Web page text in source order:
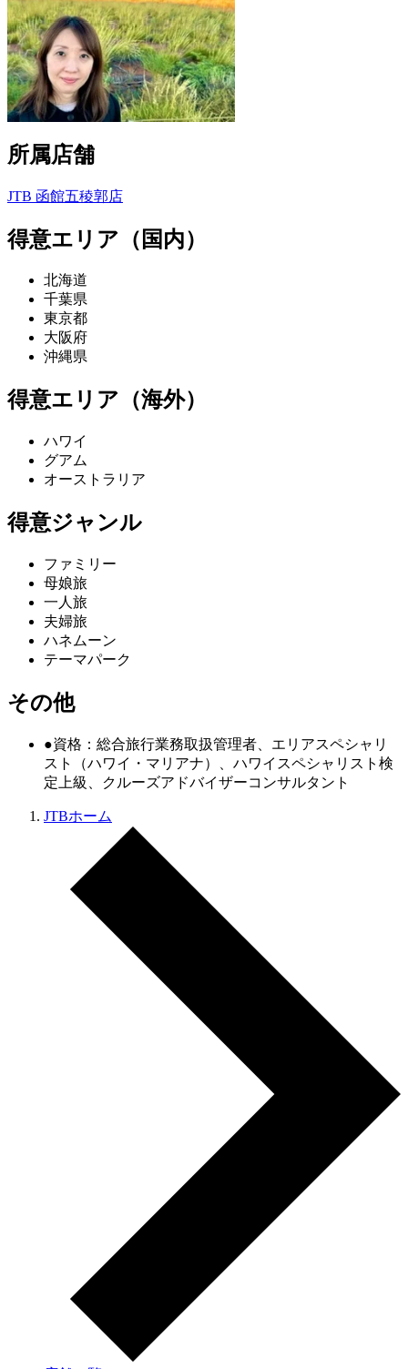
所属店舗
JTB 函館五稜郭店
得意エリア（国内）
北海道
千葉県
東京都
大阪府
沖縄県
得意エリア（海外）
ハワイ
グアム
オーストラリア
得意ジャンル
ファミリー
母娘旅
一人旅
夫婦旅
ハネムーン
テーマパーク
その他
●資格：総合旅行業務取扱管理者、エリアスペシャリ
スト（ハワイ・マリアナ）、ハワイスペシャリスト検
定上級、クルーズアドバイザーコンサルタント
JTBホーム